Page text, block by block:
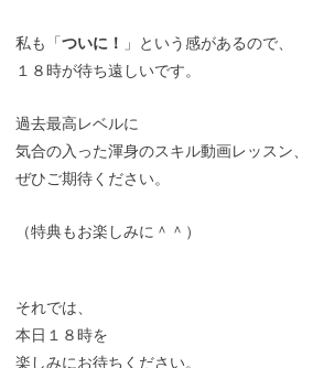
私も「ついに！
」という感があるので、
１８時が待ち遠しいです。
過去最高レベルに
気合の入った渾身のスキル動画レッスン、
ぜひご期待ください。
（特典もお楽しみに＾＾）
それでは、
本日１８時を
楽しみにお待ちください。